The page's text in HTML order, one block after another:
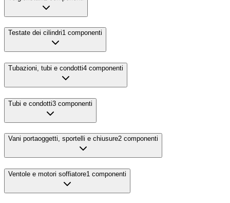
Testate dei cilindri1 componenti
Tubazioni, tubi e condotti4 componenti
Tubi e condotti3 componenti
Vani portaoggetti, sportelli e chiusure2 componenti
Ventole e motori soffiatore1 componenti